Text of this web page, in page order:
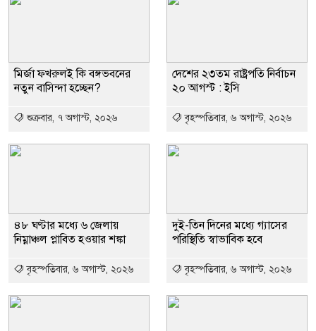
মির্জা ফখরুলই কি বঙ্গভবনের
নতুন বাসিন্দা হচ্ছেন?
শুক্রবার, ৭ অগাস্ট, ২০২৬
দেশের ২৩তম রাষ্ট্রপতি নির্বাচন
২০ আগস্ট : ইসি
বৃহস্পতিবার, ৬ অগাস্ট, ২০২৬
৪৮ ঘণ্টার মধ্যে ৬ জেলায়
নিম্নাঞ্চল প্লাবিত হওয়ার শঙ্কা
বৃহস্পতিবার, ৬ অগাস্ট, ২০২৬
দুই-তিন দিনের মধ্যে গ্যাসের
পরিস্থিতি স্বাভাবিক হবে
বৃহস্পতিবার, ৬ অগাস্ট, ২০২৬